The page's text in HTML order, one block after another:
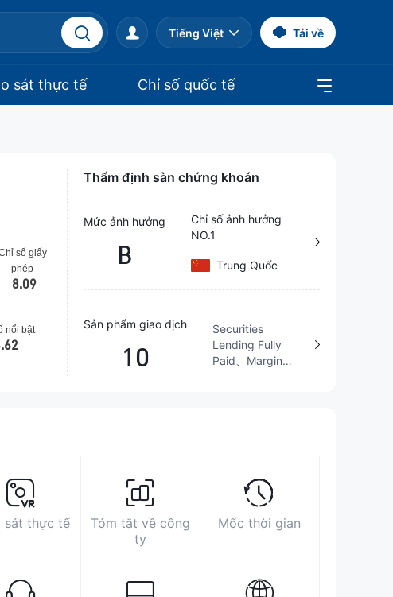
Tiếng Việt Tải về
sát thực tế Chỉ số quốc tế
Thẩm định sàn chứng khoán
Mức ảnh hưởng
B
Chỉ số ảnh hưởng
NO.1
Trung Quốc
Sản phẩm giao dịch
10
Securities
Lending Fully
Paid、Margin
Options、
Stocks、ETFs、
Mutual Funds
https://www.sczq.com.cn/
北京市朝阳区安定路5号院13号楼A座11-21
sát thực tế
Tóm tắt về công
ty
Mốc thời gian